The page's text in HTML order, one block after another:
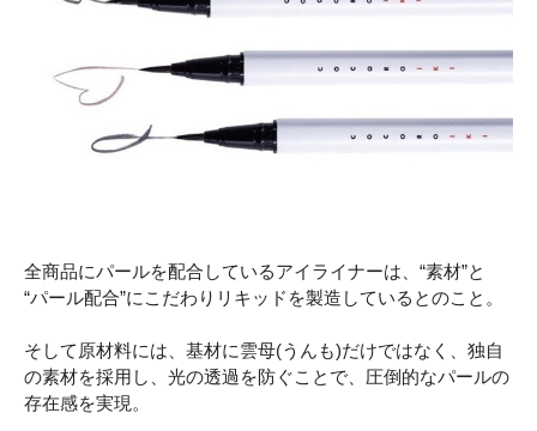
全商品にパールを配合しているアイライナーは、“素材”と
“パール配合”にこだわりリキッドを製造しているとのこと。
そして原材料には、基材に雲母(うんも)だけではなく、独自
の素材を採用し、光の透過を防ぐことで、圧倒的なパールの
存在感を実現。